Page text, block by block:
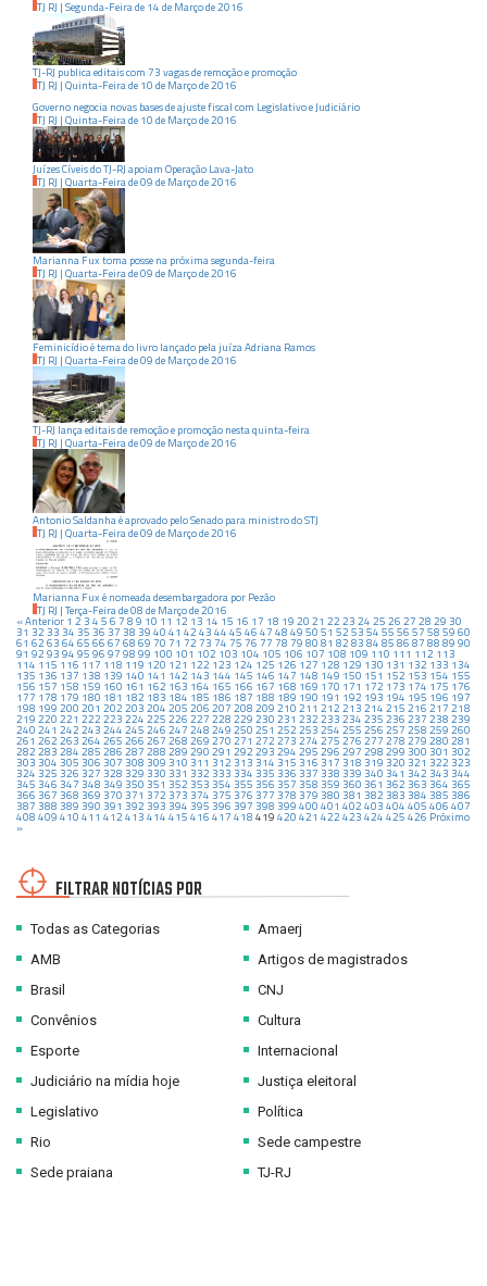
TJ RJ | Segunda-Feirade 14 de Marçode2016
TJ-RJ publica editais com 73 vagas de remoção e promoção
TJ RJ | Quinta-Feirade 10 de Marçode2016
Governo negocia novas bases de ajuste fiscal com Legislativo e Judiciário
TJ RJ | Quinta-Feirade 10 de Marçode2016
Juízes Cíveis do TJ-RJ apoiam Operação Lava-Jato
TJ RJ | Quarta-Feirade09 de Marçode2016
Marianna Fux toma posse na próxima segunda-feira
TJ RJ | Quarta-Feirade09 de Marçode2016
Feminicídio é tema do livro lançado pela juíza Adriana Ramos
TJ RJ | Quarta-Feirade09 de Marçode2016
TJ-RJ lança editais de remoção e promoção nesta quinta-feira
TJ RJ | Quarta-Feirade09 de Marçode2016
Antonio Saldanha é aprovado pelo Senado para ministro do STJ
TJ RJ | Quarta-Feirade09 de Marçode2016
Marianna Fux é nomeada desembargadora por Pezão
TJ RJ | Terça-Feirade08 de Marçode2016
« Anterior 1 23 4 5 6 7 8 9 10 11 12 13 14 15 16 17 18 19 20 21 22 23 24 25 26 27 28 29 30
31 32 33 34 35 36 37 38 39 40 41 42 43 44 45 46 47 48 49 50 51 52 53 54 55 56 57 58 59 60
61 62 63 64 65 66 67 68 69 70 71 72 73 74 75 76 77 78 79 80 81 82 83 84 85 86 87 88 89 90
91 92 93 94 95 96 97 98 99 100 101 102 103 104 105 106 107 108 109 110 111 112 113
114 115 116 117 118 119 120 121 122 123 124 125 126 127 128 129 130 131 132 133 134
135 136 137 138 139 140 141 142 143 144 145 146 147 148 149 150 151 152 153 154 155
156 157 158 159 160 161 162 163 164 165 166 167 168 169 170 171 172 173 174 175 176
177 178 179 180 181 182 183 184 185 186 187 188 189 190 191 192 193 194 195 196 197
198 199 200 201 202 203 204 205 206 207 208 209 210 211 212 213 214 215 216 217 218
219 220 221 222 223 224 225 226 227 228 229 230 231 232 233 234 235 236 237 238 239
240 241 242 243 244 245 246 247 248 249 250 251 252 253 254 255 256 257 258 259 260
261 262 263 264 265 266 267 268 269 270 271 272 273 274 275 276 277 278 279 280 281
282 283 284 285 286 287 288 289 290 291 292 293 294 295 296 297 298 299 300 301 302
303 304 305 306 307 308 309 310 311 312 313 314 315 316 317 318 319 320 321 322 323
324 325 326 327 328 329 330 331 332 333 334 335 336 337 338 339 340 341 342 343 344
345 346 347 348 349 350 351 352 353 354 355 356 357 358 359 360 361 362 363 364 365
366 367 368 369 370 371 372 373 374 375 376 377 378 379 380 381 382 383 384 385 386
387 388 389 390 391 392 393 394 395 396 397 398 399 400 401 402 403 404 405 406 407
408 409 410 411 412 413 414 415 416 417 418 419 420 421 422 423 424 425 426 Próximo
»
FILTRAR NOTÍCIAS POR
Todas as Categorias
AMB
Brasil
Convênios
Esporte
Judiciário na mídia hoje
Legislativo
Rio
Sede praiana
Amaerj
Artigos de magistrados
CNJ
Cultura
Internacional
Justiça eleitoral
Política
Sede campestre
TJ-RJ